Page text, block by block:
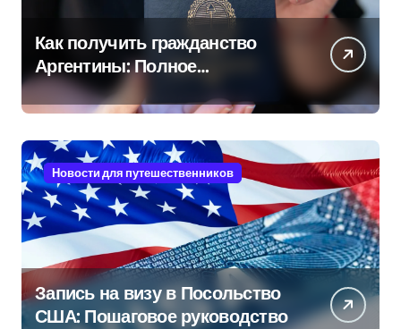
Как получить гражданство
Аргентины: Полное
руководство
Новости для путешественников
Запись на визу в Посольство
США: Пошаговое руководство